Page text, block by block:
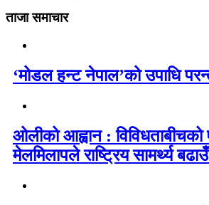
ताजा समाचार
‘मोडल हन्ट नेपाल’को उपाधि
ओलीको आह्वान : विविधताबीचको
मेलमिलापले राष्ट्रिय सामर्थ्य